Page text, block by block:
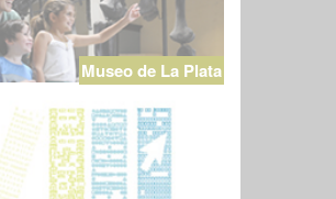
Museo de La Plata